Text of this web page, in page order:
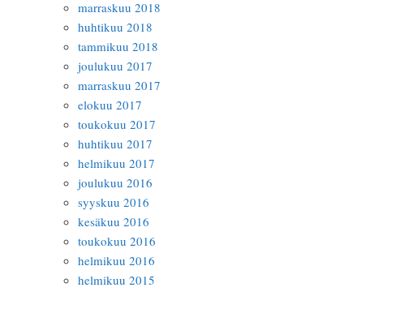
marraskuu 2018
huhtikuu 2018
tammikuu 2018
joulukuu 2017
marraskuu 2017
elokuu 2017
toukokuu 2017
huhtikuu 2017
helmikuu 2017
joulukuu 2016
syyskuu 2016
kesäkuu 2016
toukokuu 2016
helmikuu 2016
helmikuu 2015